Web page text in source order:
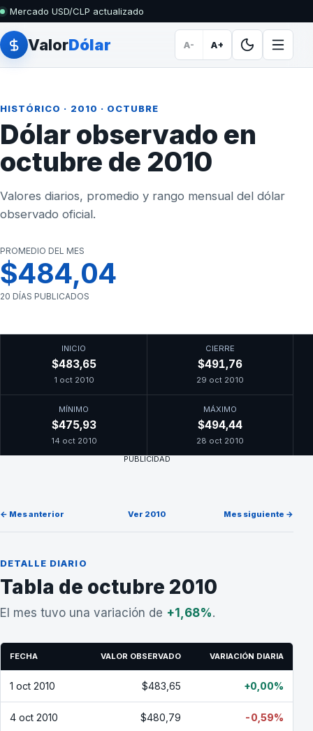
Mercado USD/CLP actualizado
ValorDólar A- A+
HISTÓRICO · 2010 · OCTUBRE
Dólar observado en
octubre de 2010
Valores diarios, promedio y rango mensual del dólar
observado oficial.
PROMEDIO DEL MES
$484,04
20 DÍAS PUBLICADOS
INICIO
$483,65
1 oct 2010
CIERRE
$491,76
29 oct 2010
MÍNIMO
$475,93
14 oct 2010
MÁXIMO
$494,44
28 oct 2010
PUBLICIDAD
← Mes anterior Ver 2010 Mes siguiente →
DETALLE DIARIO
Tabla de octubre 2010
El mes tuvo una variación de +1,68%.
FECHA VALOR OBSERVADO VARIACIÓN DIARIA
1 oct 2010 $483,65 +0,00%
4 oct 2010 $480,79 -0,59%